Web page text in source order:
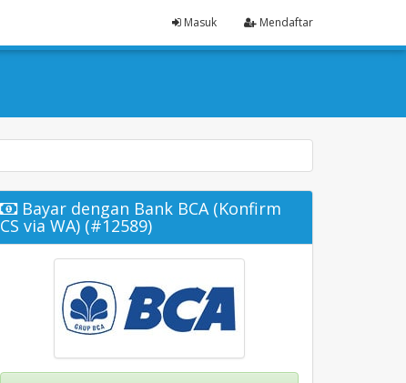
Masuk Mendaftar
Bayar dengan Bank BCA (Konfirm
CS via WA) (#12589)